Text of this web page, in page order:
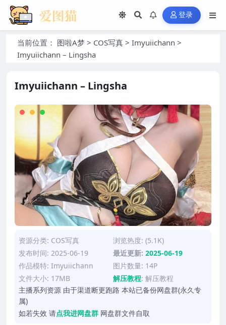
登录
当前位置： 图啦A梦 > COS写真 > Imyuiichann >
Imyuiichann – Lingsha
Imyuiichann – Lingsha
资源分类: COS写真
浏览热度: (5.1K)
发布时间: 2025-06-19
最近更新: 2025-06-19
作品模特: Imyuiichann
图片数量: 14P
文件大小: 17MB
解压教程: 解压教程
主播系列资源 由于渠道断更跑路 本站已备份网盘群(永久专
属)
如若失效 请点我进网盘群 网盘群文件自取